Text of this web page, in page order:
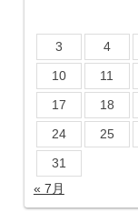
3
4
10
11
17
18
24
25
31
« 7月